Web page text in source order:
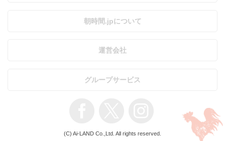
朝時間.jpについて
運営会社
グループサービス
(C) Ai-LAND Co.,Ltd. All rights reserved.